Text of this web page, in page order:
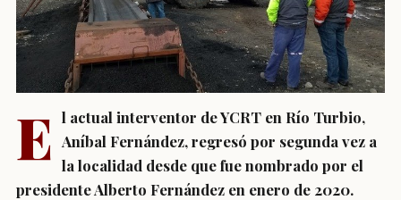
E l actual interventor de YCRT en Río Turbio,
Aníbal Fernández, regresó por segunda vez a
la localidad desde que fue nombrado por el
presidente Alberto Fernández en enero de 2020.